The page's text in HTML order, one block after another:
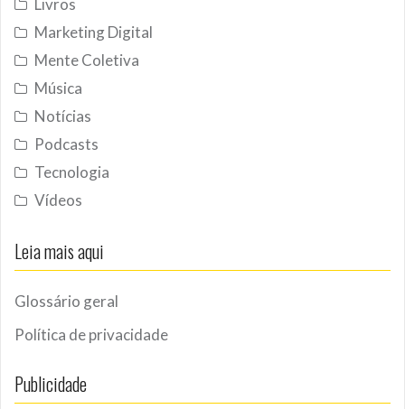
Livros
Marketing Digital
Mente Coletiva
Música
Notícias
Podcasts
Tecnologia
Vídeos
Leia mais aqui
Glossário geral
Política de privacidade
Publicidade